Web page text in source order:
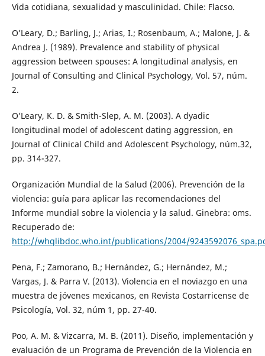
Vida cotidiana, sexualidad y masculinidad. Chile: Flacso.
O’Leary, D.; Barling, J.; Arias, I.; Rosenbaum, A.; Malone, J. &
Andrea J. (1989). Prevalence and stability of physical
aggression between spouses: A longitudinal analysis, en
Journal of Consulting and Clinical Psychology, Vol. 57, núm.
2.
O’Leary, K. D. & Smith-Slep, A. M. (2003). A dyadic
longitudinal model of adolescent dating aggression, en
Journal of Clinical Child and Adolescent Psychology, núm.32,
pp. 314-327.
Organización Mundial de la Salud (2006). Prevención de la
violencia: guía para aplicar las recomendaciones del
Informe mundial sobre la violencia y la salud. Ginebra: oms.
Recuperado de:
http://whqlibdoc.who.int/publications/2004/
Pena, F.; Zamorano, B.; Hernández, G.; Hernández, M.;
Vargas, J. & Parra V. (2013). Violencia en el noviazgo en una
muestra de jóvenes mexicanos, en Revista Costarricense de
Psicología, Vol. 32, núm 1, pp. 27-40.
Poo, A. M. & Vizcarra, M. B. (2011). Diseño, implementación y
evaluación de un Programa de Prevención de la Violencia en